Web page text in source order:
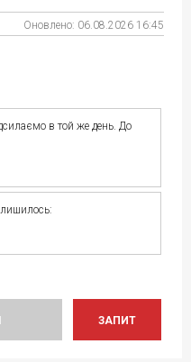
Оновлено: 06.08.2026 16:45
в той же день. До
ЗАПИТ